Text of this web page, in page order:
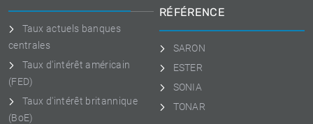
Taux actuels banques
centrales
Taux d'intérêt américain
(FED)
Taux d'intérêt britannique
(BoE)
RÉFÉRENCE
SARON
ESTER
SONIA
TONAR